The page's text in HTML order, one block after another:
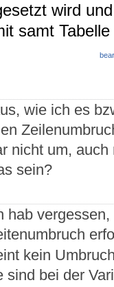
wird
samt
wie ich es
nicht um,
sein?
hab vergessen,
kein
sind bei der